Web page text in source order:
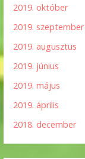
2019. október
2019. szeptember
2019. augusztus
2019. június
2019. május
2019. április
2018. december